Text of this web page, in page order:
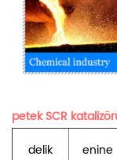
petek SCR
delik
enine